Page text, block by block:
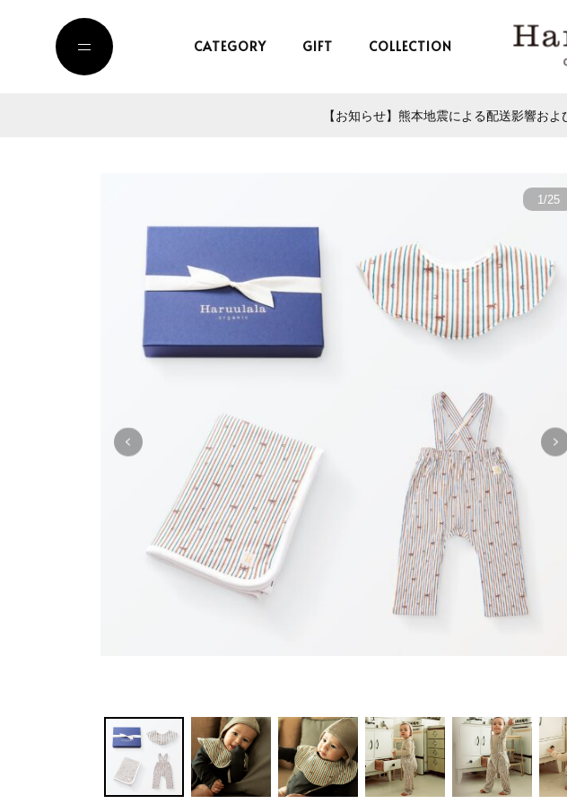
CATEGORY GIFT COLLECTION
【お知らせ】熊本地震による配送影響お
1/25